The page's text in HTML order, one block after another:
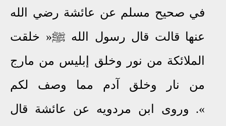
في صحيح مسلم عن عائشة رضي الله
عنها قالت قال رسول الله ﷺ« خلقت
الملائكة من نور وخلق إبليس من مارج
من نار وخلق آدم مما وصف لكم
»
. وروى ابن مردويه عن عائشة قال